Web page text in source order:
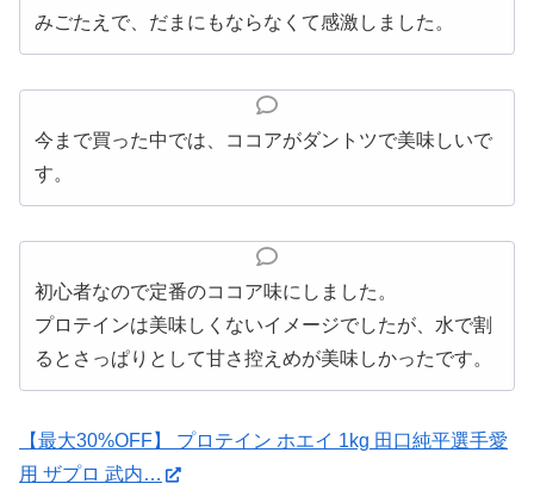
みごたえで、だまにもならなくて感激しました。
今まで買った中では、ココアがダントツで美味しいで
す。
初心者なので定番のココア味にしました。
プロテインは美味しくないイメージでしたが、水で割
るとさっぱりとして甘さ控えめが美味しかったです。
【最大30%OFF】 プロテイン ホエイ 1kg 田口純平選手愛
用 ザプロ 武内…